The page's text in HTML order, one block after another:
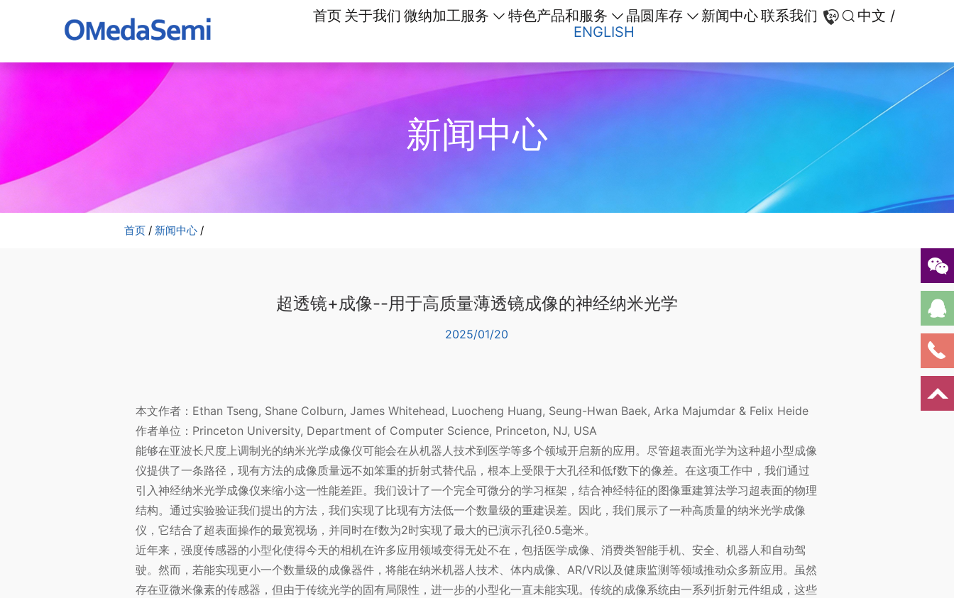
首页 关于我们 微纳加工服务 特色产品和服务 晶圆库存 新闻中心联系我们
中文 /
ENGLISH
新闻中心
首页/ 新闻中心/
超透镜+成像--用于高质量薄透镜成像的神经纳米光学
2025/01/20
本文作者：Ethan Tseng, Shane Colburn, James Whitehead, Luocheng Huang, Seung-Hwan Baek, Arka Majumdar & Felix Heide
作者单位：Princeton University, Department of Computer Science, Princeton, NJ, USA
能够在亚波长尺度上调制光的纳米光学成像仪可能会在从机器人技术到医学等多个领域开启新的应用。尽管超表面光学为这种超小型成像
仪提供了一条路径，现有方法的成像质量远不如笨重的折射式替代品，根本上受限于大孔径和低f数下的像差。在这项工作中，我们通过
引入神经纳米光学成像仪来缩小这一性能差距。我们设计了一个完全可微分的学习框架，结合神经特征的图像重建算法学习超表面的物理
结构。通过实验验证我们提出的方法，我们实现了比现有方法低一个数量级的重建误差。因此，我们展示了一种高质量的纳米光学成像
仪，它结合了超表面操作的最宽视场，并同时在f数为2时实现了最大的已演示孔径0.5毫米。
近年来，强度传感器的小型化使得今天的相机在许多应用领域变得无处不在，包括医学成像、消费类智能手机、安全、机器人和自动驾
驶。然而，若能实现更小一个数量级的成像器件，将能在纳米机器人技术、体内成像、AR/VR以及健康监测等领域推动众多新应用。虽然
存在亚微米像素的传感器，但由于传统光学的固有局限性，进一步的小型化一直未能实现。传统的成像系统由一系列折射元件组成，这些